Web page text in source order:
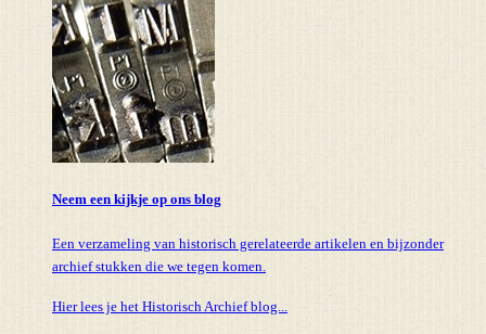
Neem een kijkje op ons blog
Een verzameling van historisch gerelateerde artikelen en bijzonder
archief stukken die we tegen komen.
Hier lees je het Historisch Archief blog...